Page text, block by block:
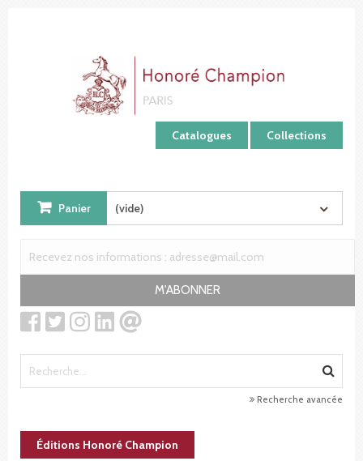
Catalogues Collections
Panier (vide)
M'ABONNER
Recherche avancée
Éditions Honoré Champion